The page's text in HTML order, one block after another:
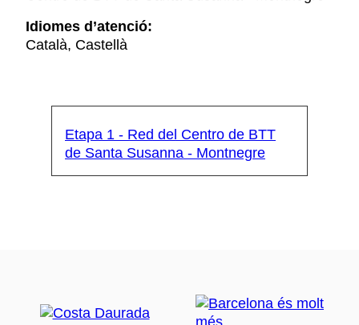
Idiomes d’atenció:
Català, Castellà
Etapa 1 - Red del Centro de BTT
de Santa Susanna - Montnegre